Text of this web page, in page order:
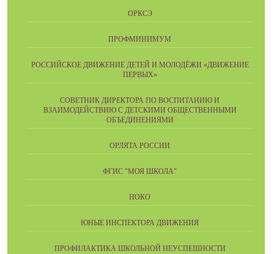
ОРКСЭ
ПРОФМИНИМУМ
РОССИЙСКОЕ ДВИЖЕНИЕ ДЕТЕЙ И МОЛОДЁЖИ «ДВИЖЕНИЕ
ПЕРВЫХ»
СОВЕТНИК ДИРЕКТОРА ПО ВОСПИТАНИЮ И
ВЗАИМОДЕЙСТВИЮ С ДЕТСКИМИ ОБЩЕСТВЕННЫМИ
ОБЪЕДИНЕНИЯМИ
ОРЛЯТА РОССИИ
ФГИС "МОЯ ШКОЛА"
НОКО
ЮНЫЕ ИНСПЕКТОРА ДВИЖЕНИЯ
ПРОФИЛАКТИКА ШКОЛЬНОЙ НЕУСПЕШНОСТИ